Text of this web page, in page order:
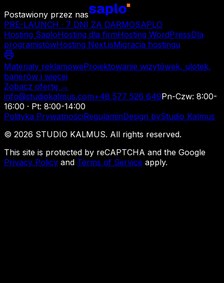
Postawiony przez nas
PRE-LAUNCH · 7 DNI ZA DARMOSAPLO
Hosting SaploHosting dla firmHosting WordPressDla
programistówHosting Next.jsMigracja hostingu
Materiały reklamoweProjektowanie wizytówek, ulotek,
banerów i więcej
Zobacz ofertę →
info@studiokalmus.com+48 577 526 649Pn-Czw: 8:00-
16:00 · Pt: 8:00-14:00
Polityka PrywatnościRegulaminDesign byStudio Kalmus
© 2026 STUDIO KALMUS. All rights reserved.
This site is protected by reCAPTCHA and the Google
Privacy Policy and Terms of Service apply.